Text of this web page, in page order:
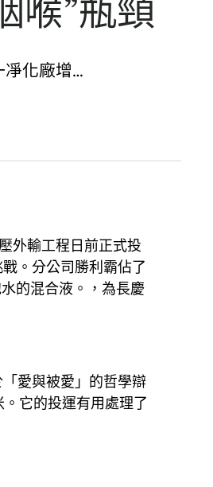
喉”瓶頸
凈化廠增…
外輸工程日前正式投
。分公司勝利霸佔了
的混合液。，為長慶
愛與被愛」的哲學辯
它的投運有用處理了